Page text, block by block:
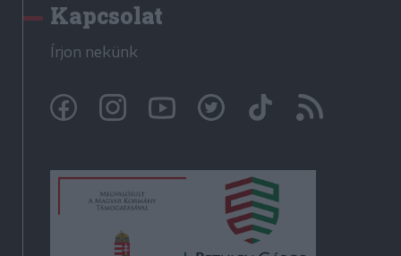
Kapcsolat
Írjon nekünk